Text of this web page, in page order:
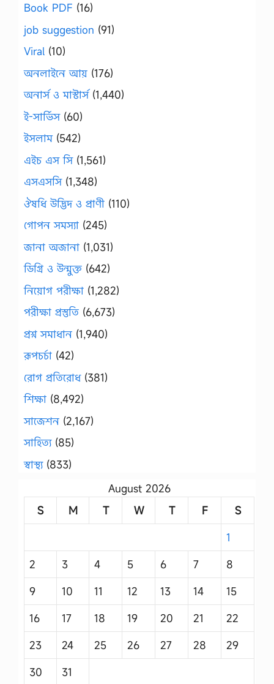
Book PDF (16)
job suggestion (91)
Viral (10)
অনলাইনে আয় (176)
অনার্স ও মাস্টার্স(1,440)
ই-সার্ভিস(60)
ইসলাম(542)
এইচ এস সি(1,561)
এসএসসি(1,348)
ঔষধি উদ্ভিদ ও প্রাণী (110)
গোপন সমস্যা (245)
জানা অজানা (1,031)
ডিগ্রি ও উন্মুক্ত (642)
নিয়োগ পরীক্ষা (1,282)
পরীক্ষা প্রস্তুতি (6,673)
প্রশ্ন সমাধান (1,940)
রূপচর্চা (42)
রোগ প্রতিরোধ(381)
শিক্ষা (8,492)
সাজেশন (2,167)
সাহিত্য(85)
স্বাস্থ্য(833)
August 2026
S
M T W T F
S
1
2
3 4 5 6 7
8
9
10 11 12 13 14
15
16
17 18 19 20 21
22
23
24 25 26 27 28
29
30
31